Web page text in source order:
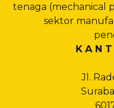
tenaga (mechanical
sektor
Jl.